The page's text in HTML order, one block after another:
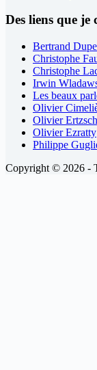
Des liens que je
Bertrand
Christophe
Christophe
Irwin
Les beaux
Olivier
Olivier
Olivier Ezratty
Philippe
Copyright © 2026 -